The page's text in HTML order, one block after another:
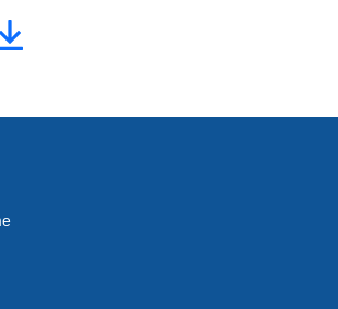
Téléchargez